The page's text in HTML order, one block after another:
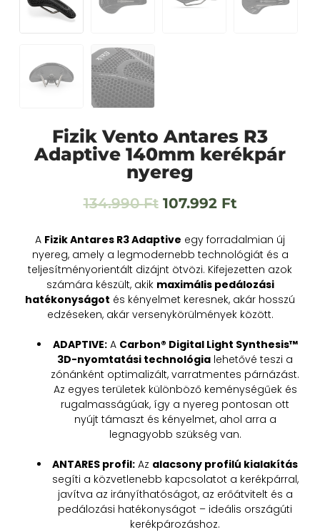
Fizik Vento Antares R3
Adaptive 140mm kerékpár
nyereg
134.990Ft 107.992 Ft
A Fizik Antares R3 Adaptive egy forradalmian új
nyereg, amely a legmodernebb technológiát és a
teljesítményorientált dizájnt ötvözi. Kifejezetten azok
számára készült, akik maximális pedálozási
hatékonyságot és kényelmet keresnek, akár hosszú
edzéseken, akár versenykörülmények között.
ADAPTIVE:A Carbon® Digital Light Synthesis™
3D-nyomtatási technológia lehetővé teszi a
zónánként optimalizált, varratmentes párnázást.
Az egyes területek különböző keménységűek és
rugalmasságúak, így a nyereg pontosan ott
nyújt támaszt és kényelmet, ahol arra a
legnagyobb szükség van.
ANTARES profil: Az alacsony profilú kialakítás
segíti a közvetlenebb kapcsolatot a kerékpárral,
javítva az irányíthatóságot, az erőátvitelt és a
pedálozási hatékonyságot – ideális országúti
kerékpározáshoz.